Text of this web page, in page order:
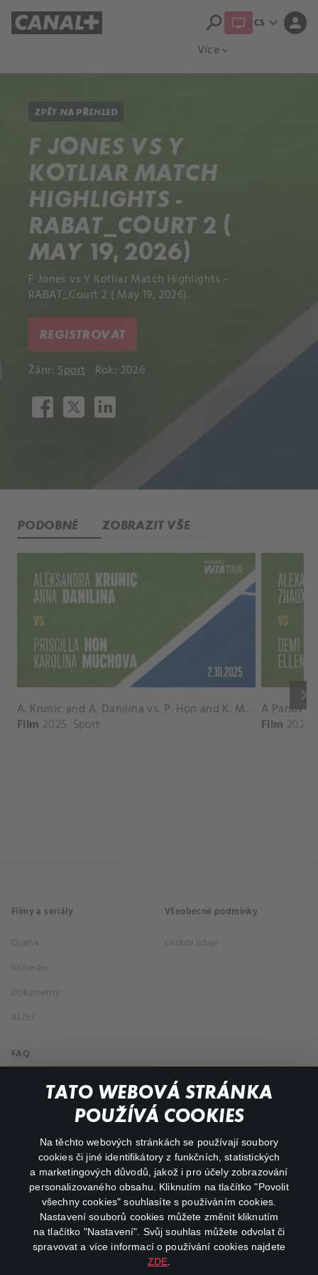
TATO WEBOVÁ STRÁNKA
POUŽÍVÁ COOKIES
Na těchto webových stránkách se používají soubory
cookies či jiné identifikátory z funkčních, statistických
a marketingových důvodů, jakož i pro účely zobrazování
personalizovaného obsahu. Kliknutím na tlačítko "Povolit
všechny cookies" souhlasíte s používáním cookies.
Nastavení souborů cookies můžete změnit kliknutím
na tlačítko "Nastavení". Svůj souhlas můžete odvolat či
spravovat a více informací o používání cookies najdete
ZDE
Více expand_more
search CS expand_more person
ZPĚT NA PŘEHLED
F JONES VS Y
KOTLIAR MATCH
HIGHLIGHTS -
RABAT_COURT 2 (
MAY 19, 2026)
F Jones vs Y Kotliar Match Highlights -
RABAT_Court 2 ( May 19, 2026).
REGISTROVAT
Žánr:Sport Rok: 2026
PODOBNÉ ZOBRAZIT VŠE
keyboard_arrow_right
A. Krunic and A. Danilina vs. P. Hon and K. Muchova Match Highlights - BEIJING_Capital Group Diamond ( October 02, 2025)
Film 2025 Sport Film 2026
Filmy a seriály
Drama
Komedie
Dokumenty
Akční
Všeobecné podmínky
Osobní údaje
FAQ
Můj účet
Důležité odkazy
facebookinstagram
youtube